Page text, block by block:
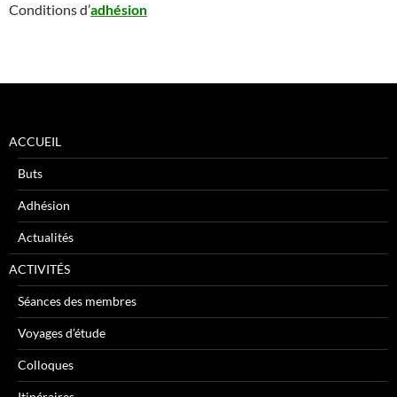
Conditions d’adhésion
ACCUEIL
Buts
Adhésion
Actualités
ACTIVITÉS
Séances des membres
Voyages d’étude
Colloques